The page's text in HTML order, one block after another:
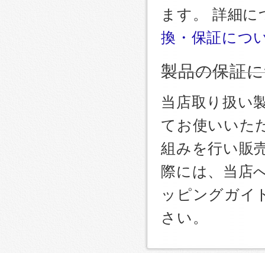
ます。 詳細
換・保証につ
製品の保証
当店取り扱い
てお使いいた
組みを行い販
際には、当店
ッピングガイ
さい。